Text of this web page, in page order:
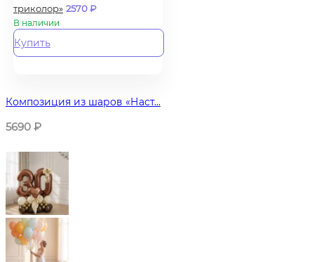
триколор» 2570₽
В наличии
Купить
Композиция из шаров «Наст...
5690 ₽